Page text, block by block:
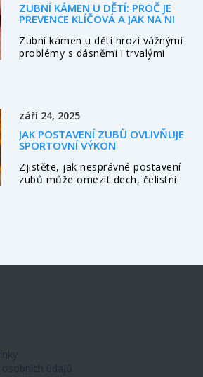
ZUBNÍ KÁMEN U DĚTÍ: PROČ JE
PREVENCE KLÍČOVÁ A JAK NA NI
Zubní kámen u dětí hrozí vážnými
problémy s dásněmi i trvalými
září 24, 2025
JAK POSTAVENÍ ZUBŮ OVLIVŇUJE
SPORTOVNÍ VÝKON
Zjistěte, jak nesprávné postavení
zubů může omezit dech, čelistní
údajů